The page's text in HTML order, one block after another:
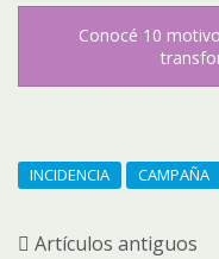
Conocé 10
INCIDENCIA CAMPAÑA
Artículos antiguos